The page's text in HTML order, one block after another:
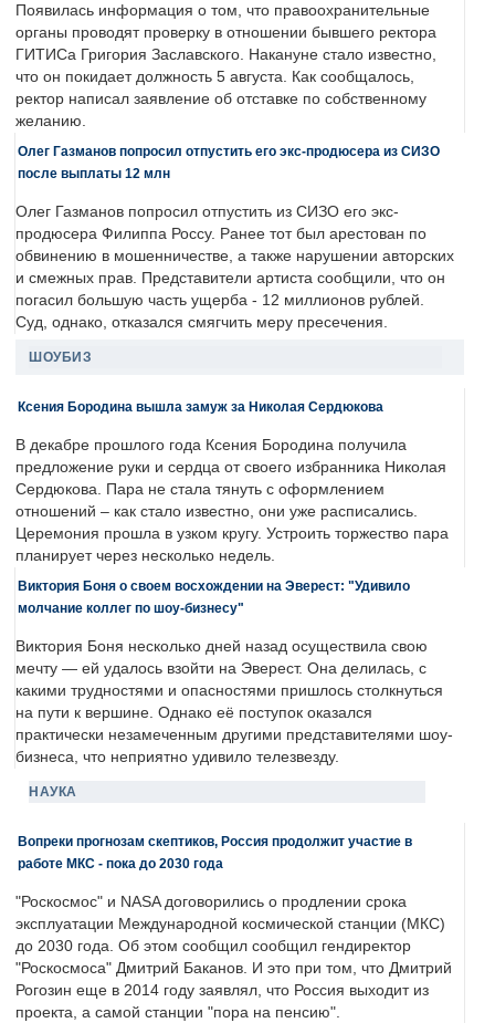
Появилась информация о том, что правоохранительные
органы проводят проверку в отношении бывшего ректора
ГИТИСа Григория Заславского. Накануне стало известно,
что он покидает должность 5 августа. Как сообщалось,
ректор написал заявление об отставке по собственному
желанию.
Олег Газманов попросил отпустить его экс-продюсера из СИЗО
после выплаты 12 млн
Олег Газманов попросил отпустить из СИЗО его экс-
продюсера Филиппа Россу. Ранее тот был арестован по
обвинению в мошенничестве, а также нарушении авторских
и смежных прав. Представители артиста сообщили, что он
погасил большую часть ущерба - 12 миллионов рублей.
Суд, однако, отказался смягчить меру пресечения.
ШОУБИЗ
Ксения Бородина вышла замуж за Николая Сердюкова
В декабре прошлого года Ксения Бородина получила
предложение руки и сердца от своего избранника Николая
Сердюкова. Пара не стала тянуть с оформлением
отношений – как стало известно, они уже расписались.
Церемония прошла в узком кругу. Устроить торжество пара
планирует через несколько недель.
Виктория Боня о своем восхождении на Эверест: "Удивило
молчание коллег по шоу-бизнесу"
Виктория Боня несколько дней назад осуществила свою
мечту — ей удалось взойти на Эверест. Она делилась, с
какими трудностями и опасностями пришлось столкнуться
на пути к вершине. Однако её поступок оказался
практически незамеченным другими представителями шоу-
бизнеса, что неприятно удивило телезвезду.
НАУКА
Вопреки прогнозам скептиков, Россия продолжит участие в
работе МКС - пока до 2030 года
"Роскосмос" и NASA договорились о продлении срока
эксплуатации Международной космической станции (МКС)
до 2030 года. Об этом сообщил сообщил гендиректор
"Роскосмоса" Дмитрий Баканов. И это при том, что Дмитрий
Рогозин еще в 2014 году заявлял, что Россия выходит из
проекта, а самой станции "пора на пенсию".